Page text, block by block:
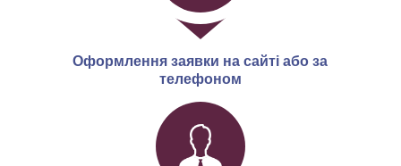
Оформлення заявки на сайті або за
телефоном